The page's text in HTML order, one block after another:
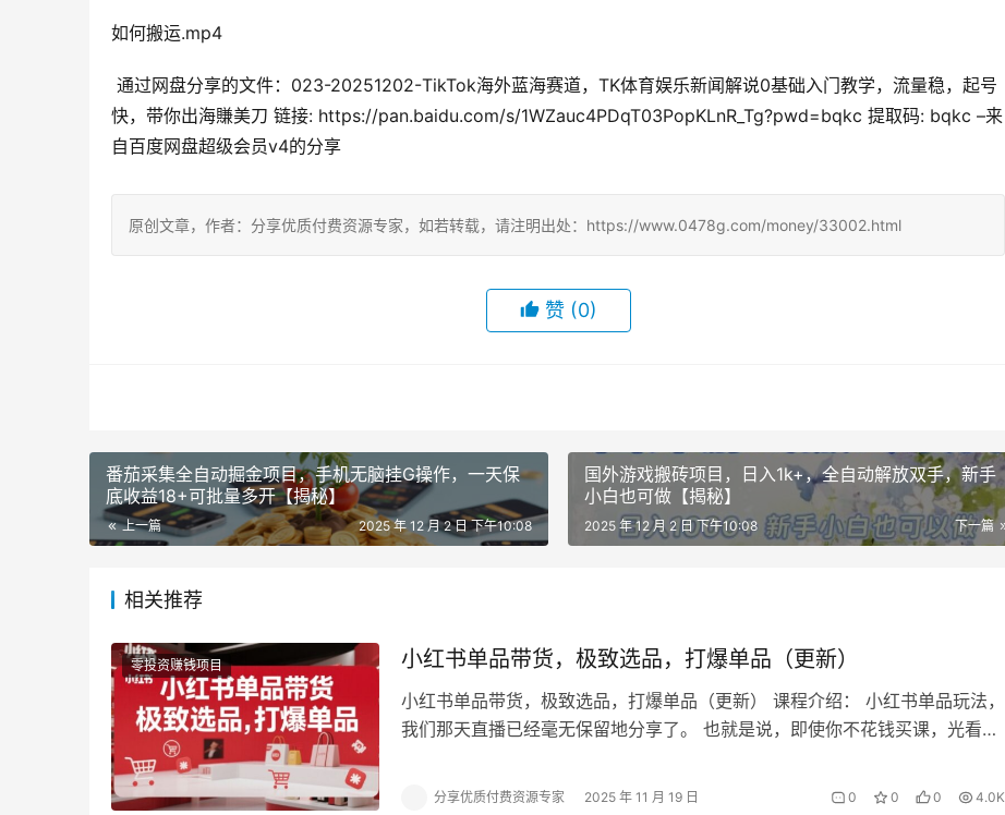
如何搬运.mp4
快，带你出海賺美刀 链接: https://pan.baidu.com/s/1WZauc4PDqT03PopKLnR_Tg?pwd=bqkc 提取码: bqkc –来
自百度网盘超级会员v4的分享
原创文章，作者：分享优质付费资源专家，如若转载，请注明出处：https://www.0478g.com/money/33002.html
赞 (0)
番茄采集全自动掘金项目，手机无脑挂G操作，一天保
底收益18+可批量多开【揭秘】
上一篇 2025 年 12 月 2 日 下午10:08
国外游戏搬砖项目，日入1k+，全自动解放双手，新手
小白也可做【揭秘】
下一篇
2025 年 12 月 2 日 下午10:08
相关推荐
零投资赚钱项目 小红书单品带货，极致选品，打爆单品（更新）
小红书单品带货，极致选品，打爆单品（更新） 课程介绍： 小红书单品玩法，
我们那天直播已经毫无保留地分享了。 也就是说，即使你不花钱买课，光看那
分享优质付费资源专家 2025 年 11 月 19 日 0 0 0 4.0K